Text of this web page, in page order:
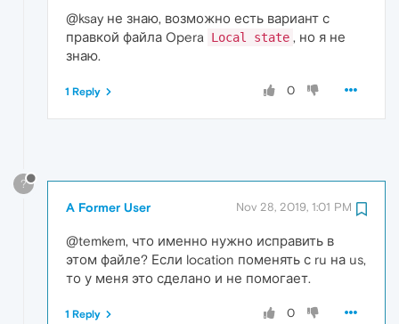
@ksay не знаю, возможно есть вариант с
правкой файла Opera
Local state , но я не
знаю.
0
1 Reply
?
A Former User Nov 28, 2019, 1:01 PM
@temkem, что именно нужно исправить в
этом файле? Если location поменять с ru на us,
то у меня это сделано и не помогает.
0
1 Reply